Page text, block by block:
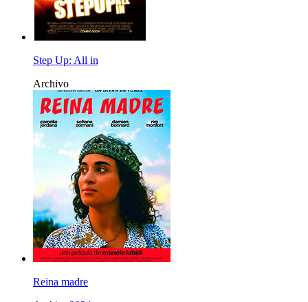
Step Up: All in
Archivo
Reina madre